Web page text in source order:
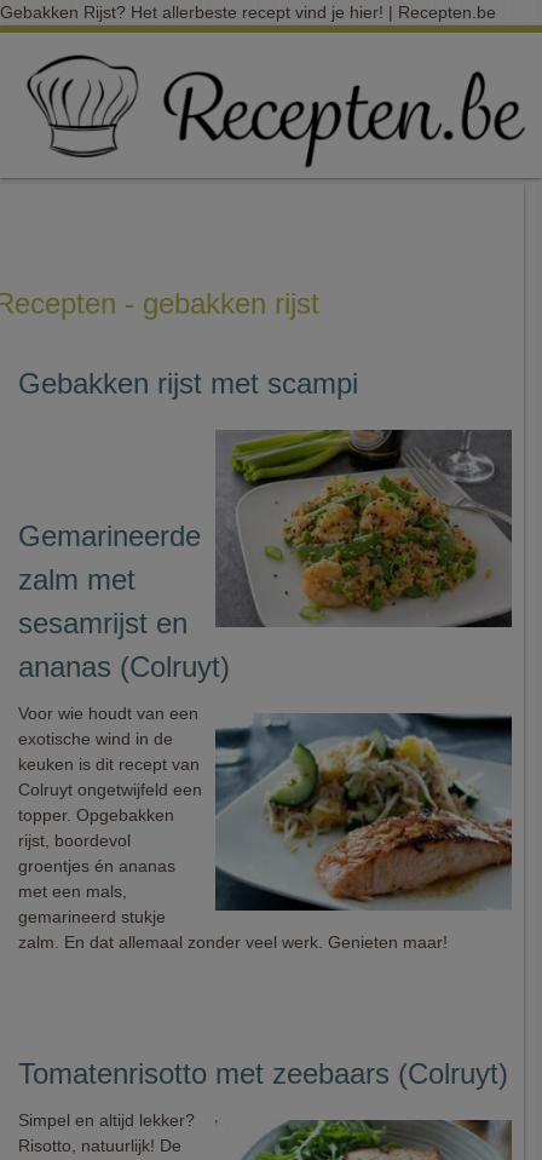
Gebakken Rijst? Het allerbeste recept vind je hier! | Recepten.be
- gebakken rijst
Gebakken rijst met scampi
Gemarineerde
zalm met
sesamrijst en
ananas (Colruyt)
Voor wie houdt van een
exotische wind in de
keuken is dit recept van
Colruyt ongetwijfeld een
topper. Opgebakken
rijst, boordevol
groentjes én ananas
met een mals,
gemarineerd stukje
zalm. En dat allemaal zonder veel werk. Genieten maar!
Tomatenrisotto met zeebaars (Colruyt)
Simpel en altijd lekker?
Risotto, natuurlijk! De